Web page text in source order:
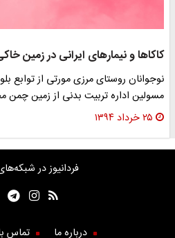
کاکاها و نیمارهای ایرانی در زمین
نوجوانان روستای مرزی مورتی از توابع
مسولین اداره تربیت بدنی از زمین چمن
۲۵ خرداد ۱۳۹۴
فردانیوز در
درباره ما تماس